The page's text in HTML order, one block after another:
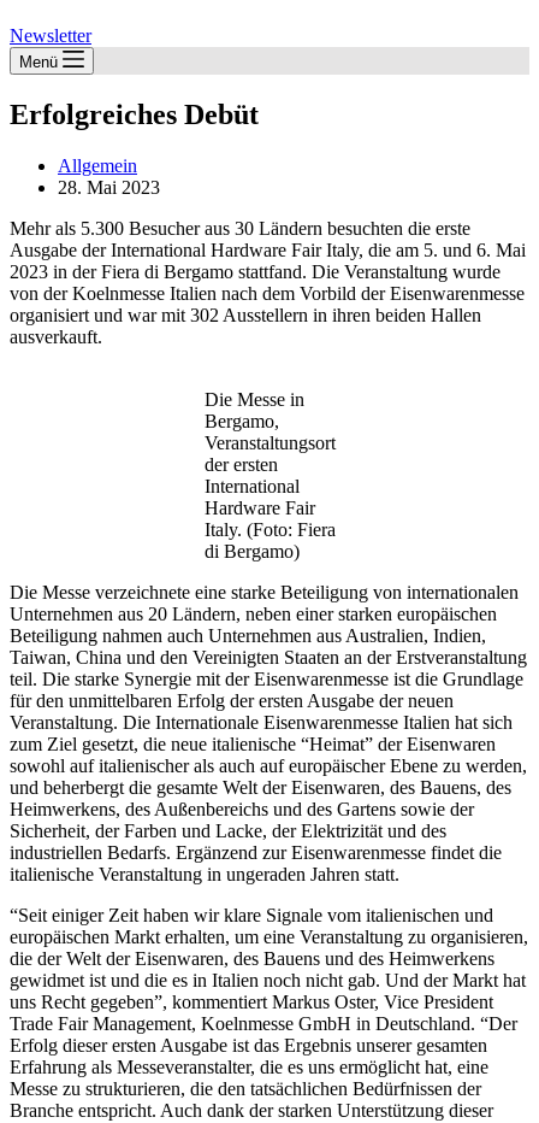
Newsletter
Menü
Erfolgreiches Debüt
Allgemein
28. Mai 2023
Mehr als 5.300 Besucher aus 30 Ländern besuchten die erste
Ausgabe der International Hardware Fair Italy, die am 5. und 6. Mai
2023 in der Fiera di Bergamo stattfand. Die Veranstaltung wurde
von der Koelnmesse Italien nach dem Vorbild der Eisenwarenmesse
organisiert und war mit 302 Ausstellern in ihren beiden Hallen
ausverkauft.
Die Messe in
Bergamo,
Veranstaltungsort
der ersten
International
Hardware Fair
Italy. (Foto: Fiera
di Bergamo)
Die Messe verzeichnete eine starke Beteiligung von internationalen
Unternehmen aus 20 Ländern, neben einer starken europäischen
Beteiligung nahmen auch Unternehmen aus Australien, Indien,
Taiwan, China und den Vereinigten Staaten an der Erstveranstaltung
teil. Die starke Synergie mit der Eisenwarenmesse ist die Grundlage
für den unmittelbaren Erfolg der ersten Ausgabe der neuen
Veranstaltung. Die Internationale Eisenwarenmesse Italien hat sich
zum Ziel gesetzt, die neue italienische “Heimat” der Eisenwaren
sowohl auf italienischer als auch auf europäischer Ebene zu werden,
und beherbergt die gesamte Welt der Eisenwaren, des Bauens, des
Heimwerkens, des Außenbereichs und des Gartens sowie der
Sicherheit, der Farben und Lacke, der Elektrizität und des
industriellen Bedarfs. Ergänzend zur Eisenwarenmesse findet die
italienische Veranstaltung in ungeraden Jahren statt.
“Seit einiger Zeit haben wir klare Signale vom italienischen und
europäischen Markt erhalten, um eine Veranstaltung zu organisieren,
die der Welt der Eisenwaren, des Bauens und des Heimwerkens
gewidmet ist und die es in Italien noch nicht gab. Und der Markt hat
uns Recht gegeben”, kommentiert Markus Oster, Vice President
Trade Fair Management, Koelnmesse GmbH in Deutschland. “Der
Erfolg dieser ersten Ausgabe ist das Ergebnis unserer gesamten
Erfahrung als Messeveranstalter, die es uns ermöglicht hat, eine
Messe zu strukturieren, die den tatsächlichen Bedürfnissen der
Branche entspricht. Auch dank der starken Unterstützung dieser